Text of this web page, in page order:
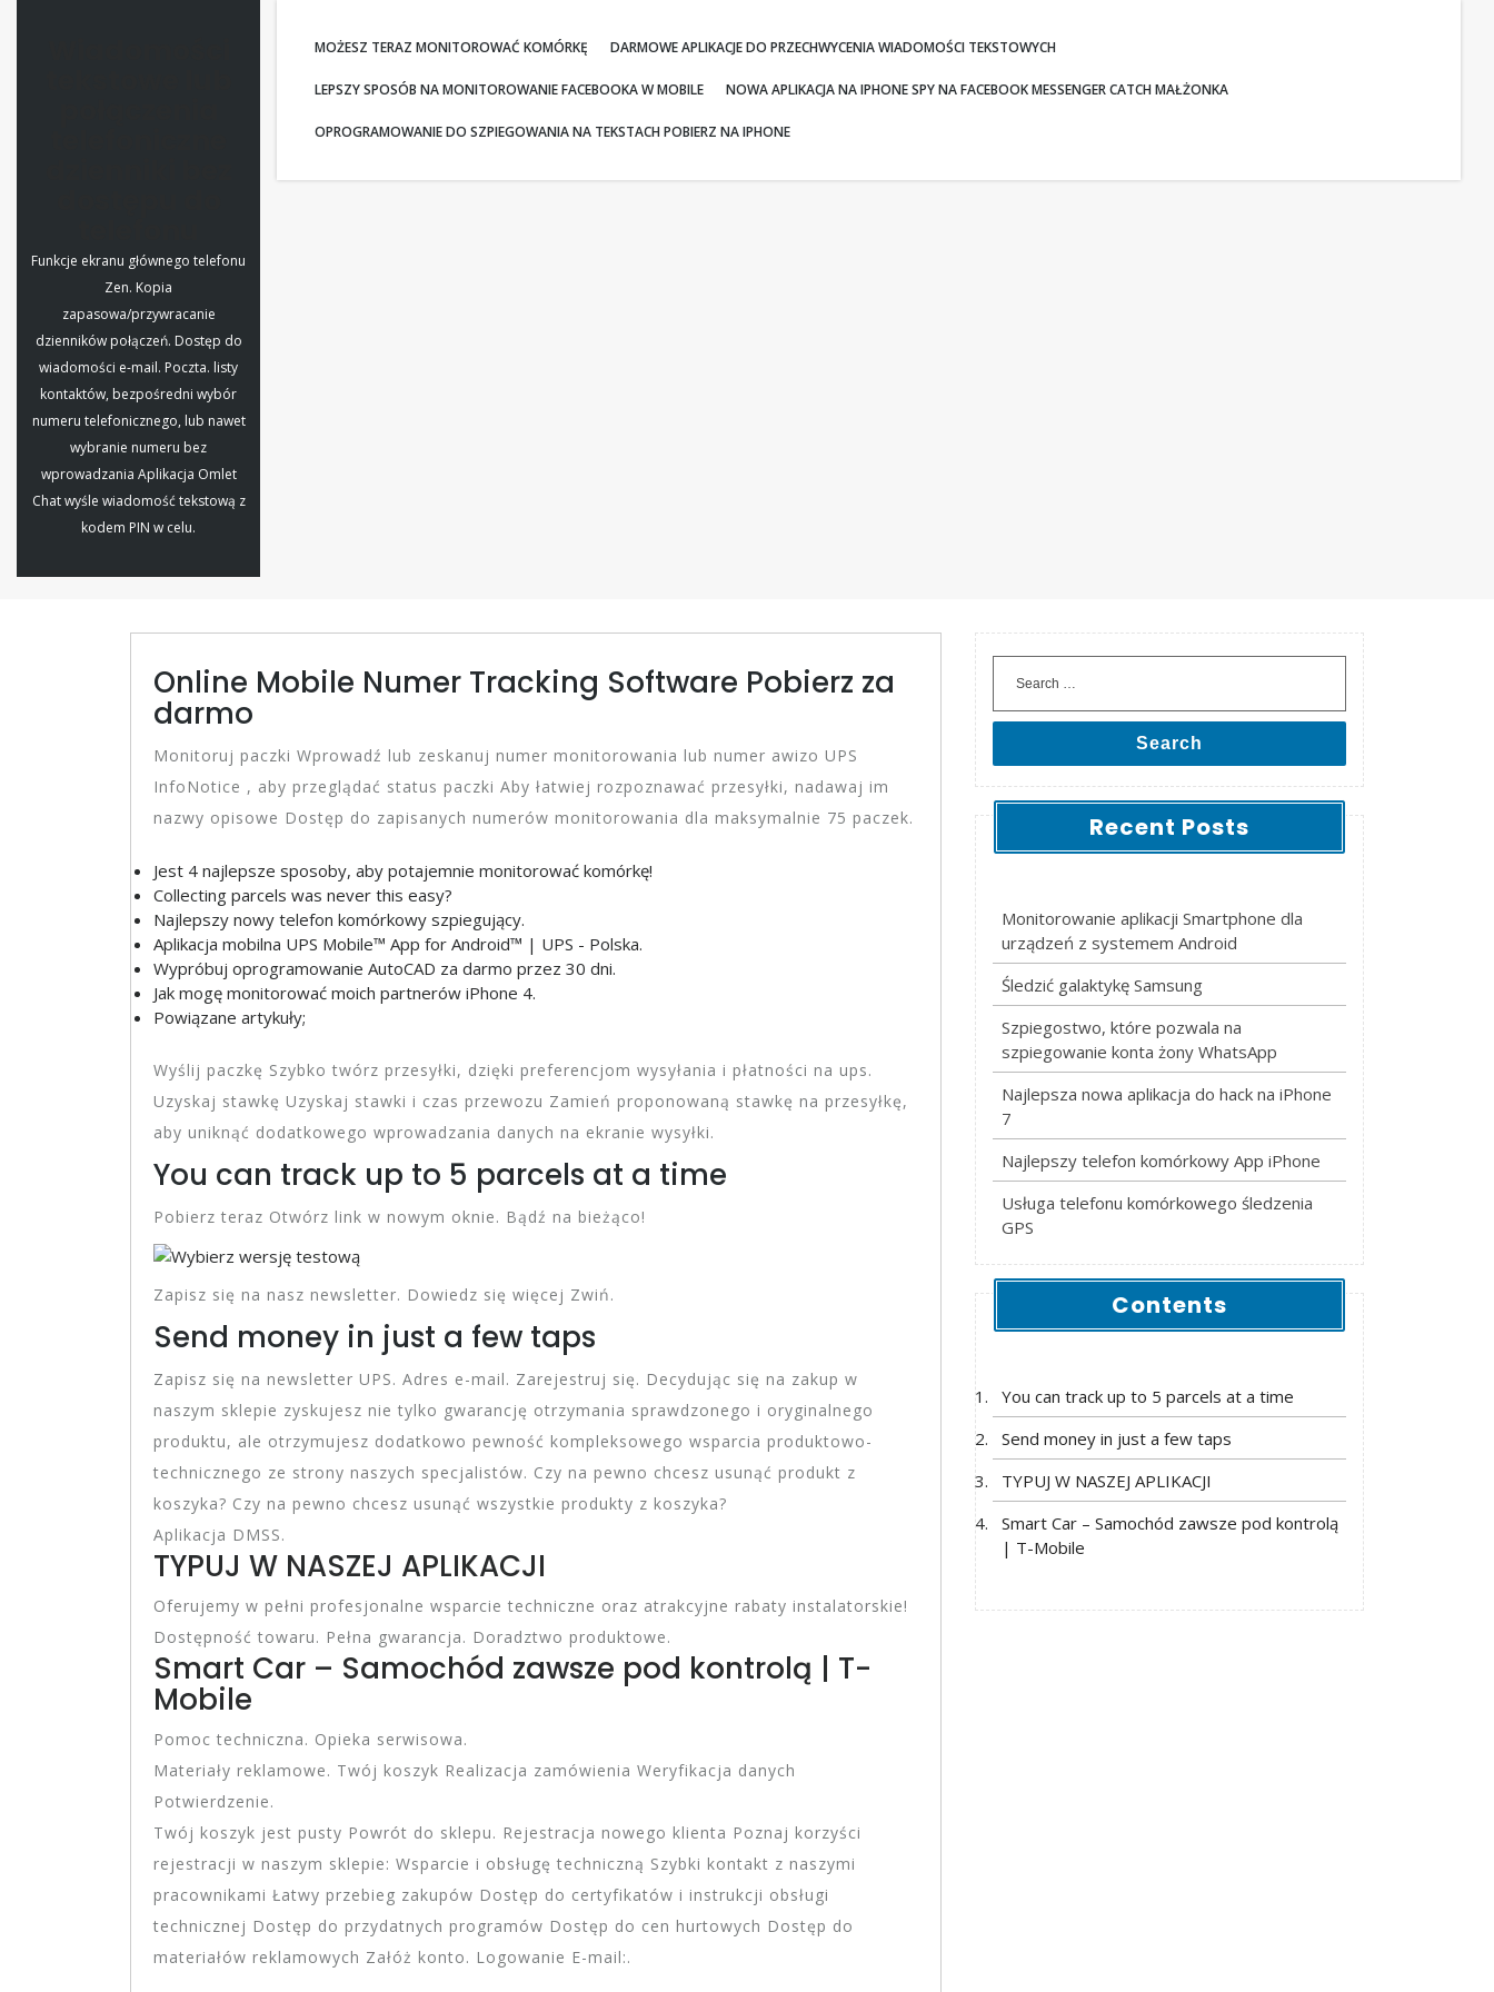
Funkcje ekranu głównego telefonu
Zen. Kopia
zapasowa/przywracanie
dzienników połączeń. Dostęp do
wiadomości e-mail. Poczta. listy
kontaktów, bezpośredni wybór
numeru telefonicznego, lub nawet
wybranie numeru bez
wprowadzania Aplikacja Omlet
Chat wyśle wiadomość tekstową z
kodem PIN w celu.
MOŻESZ TERAZ MONITOROWAĆ KOMÓRKĘ DARMOWE APLIKACJE DO PRZECHWYCENIA WIADOMOŚCI TEKSTOWYCH
LEPSZY SPOSÓB NA MONITOROWANIE FACEBOOKA W MOBILE NOWA APLIKACJA NA IPHONE SPY NA FACEBOOK MESSENGER CATCH MAŁŻONKA
OPROGRAMOWANIE DO SZPIEGOWANIA NA TEKSTACH POBIERZ NA IPHONE
Online Mobile Numer Tracking Software Pobierz za
darmo
Monitoruj paczki Wprowadź lub zeskanuj numer monitorowania lub numer awizo UPS
InfoNotice , aby przeglądać status paczki Aby łatwiej rozpoznawać przesyłki, nadawaj im
nazwy opisowe Dostęp do zapisanych numerów monitorowania dla maksymalnie 75 paczek.
Jest 4 najlepsze sposoby, aby potajemnie monitorować komórkę!
Collecting parcels was never this easy?
Najlepszy nowy telefon komórkowy szpiegujący.
Aplikacja mobilna UPS Mobile™ App for Android™ | UPS - Polska.
Wypróbuj oprogramowanie AutoCAD za darmo przez 30 dni.
Jak mogę monitorować moich partnerów iPhone 4.
Powiązane artykuły;
Wyślij paczkę Szybko twórz przesyłki, dzięki preferencjom wysyłania i płatności na ups.
Uzyskaj stawkę Uzyskaj stawki i czas przewozu Zamień proponowaną stawkę na przesyłkę,
aby uniknąć dodatkowego wprowadzania danych na ekranie wysyłki.
You can track up to 5 parcels at a time
Pobierz teraz Otwórz link w nowym oknie. Bądź na bieżąco!
Zapisz się na nasz newsletter. Dowiedz się więcej Zwiń.
Send money in just a few taps
Zapisz się na newsletter UPS. Adres e-mail. Zarejestruj się. Decydując się na zakup w
naszym sklepie zyskujesz nie tylko gwarancję otrzymania sprawdzonego i oryginalnego
produktu, ale otrzymujesz dodatkowo pewność kompleksowego wsparcia produktowo-
technicznego ze strony naszych specjalistów. Czy na pewno chcesz usunąć produkt z
koszyka? Czy na pewno chcesz usunąć wszystkie produkty z koszyka?
Aplikacja DMSS.
TYPUJ W NASZEJ APLIKACJI
Oferujemy w pełni profesjonalne wsparcie techniczne oraz atrakcyjne rabaty instalatorskie!
Dostępność towaru. Pełna gwarancja. Doradztwo produktowe.
Smart Car – Samochód zawsze pod kontrolą | T-
Mobile
Pomoc techniczna. Opieka serwisowa.
Materiały reklamowe. Twój koszyk Realizacja zamówienia Weryfikacja danych
Potwierdzenie.
Twój koszyk jest pusty Powrót do sklepu. Rejestracja nowego klienta Poznaj korzyści
rejestracji w naszym sklepie: Wsparcie i obsługę techniczną Szybki kontakt z naszymi
pracownikami Łatwy przebieg zakupów Dostęp do certyfikatów i instrukcji obsługi
technicznej Dostęp do przydatnych programów Dostęp do cen hurtowych Dostęp do
materiałów reklamowych Załóż konto. Logowanie E-mail:.
Search
Recent Posts
Monitorowanie aplikacji Smartphone dla
urządzeń z systemem Android
Śledzić galaktykę Samsung
Szpiegostwo, które pozwala na
szpiegowanie konta żony WhatsApp
Najlepsza nowa aplikacja do hack na iPhone
7
Najlepszy telefon komórkowy App iPhone
Usługa telefonu komórkowego śledzenia
GPS
Contents
You can track up to 5 parcels at a time
Send money in just a few taps
TYPUJ W NASZEJ APLIKACJI
Smart Car – Samochód zawsze pod kontrolą
| T-Mobile